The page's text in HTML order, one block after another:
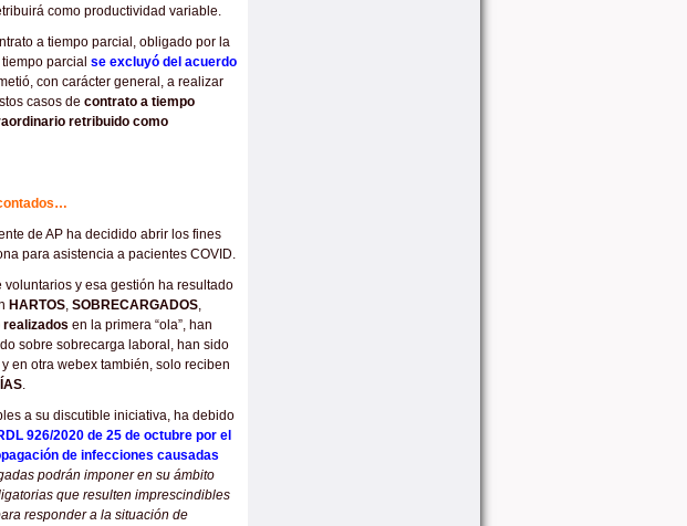
como productividad variable.
a tiempo parcial, obligado por la
parcial se excluyó del acuerdo
con carácter general, a realizar
casos de contrato a tiempo
retribuido como
de AP ha decidido abrir los fines
para asistencia a pacientes COVID.
y esa gestión ha resultado
HARTOS, SOBRECARGADOS,
realizados en la primera “ola”, han
sobre sobrecarga laboral, han sido
en otra webex también, solo reciben
.
a su discutible iniciativa, ha debido
926/2020 de 25 de octubre por el
de infecciones causadas
podrán imponer en su ámbito
que resulten imprescindibles
responder a la situación de